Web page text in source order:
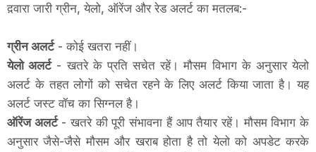
द़वारा जारी ग्रीन, येलो, ऑरेंज और रेड अलर्ट का मतलब:-
ग्रीन अलर्ट- कोई खतरा नहीं।
येलो अलर्ट- खतरे के प्रति सचेत रहें। मौसम विभाग के अनुसार येलो
अलर्ट के तहत लोगों को सचेत रहने के लिए अलर्ट किया जाता है। यह
अलर्ट जस्ट वॉच का सिग्नल है।
ऑरेंज अलर्ट- खतरे की पूरी संभावना हैं आप तैयार रहें। मौसम विभाग के
अनुसार जैसे-जैसे मौसम और खराब होता है तो येलो को अपडेट करके